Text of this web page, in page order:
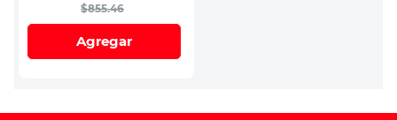
$855.46
Agregar